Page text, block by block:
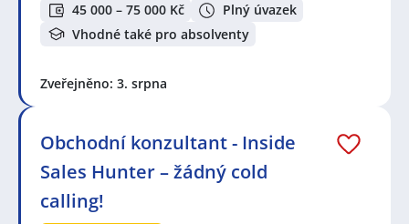
45 000 – 75 000 Kč
Plný úvazek
Vhodné také pro absolventy
Zveřejněno: 3. srpna
Obchodní konzultant - Inside
Sales Hunter – žádný cold
calling!